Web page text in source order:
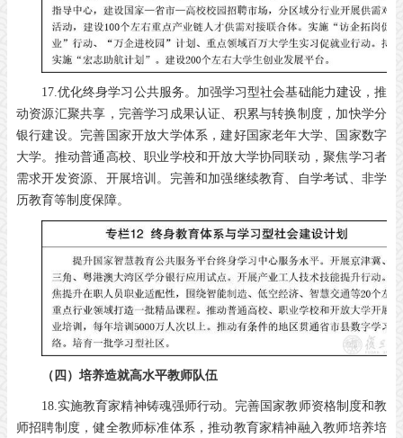
17.优化终身学习公共服务。加强学习型社会基础能力建设，推
动资源汇聚共享，完善学习成果认证、积累与转换制度，加快学分
银行建设。完善国家开放大学体系，建好国家老年大学、国家数字
大学。推动普通高校、职业学校和开放大学协同联动，聚焦学习者
需求开发资源、开展培训。完善和加强继续教育、自学考试、非学
历教育等制度保障。
（四）培养造就高水平教师队伍
18.实施教育家精神铸魂强师行动。完善国家教师资格制度和教
师招聘制度，健全教师标准体系，推动教育家精神融入教师培养培